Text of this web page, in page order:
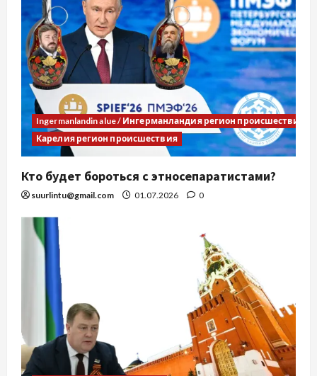
Ingermanlandin alue / Ингерманландия регион происшествия
Карелия регион происшествия
Кто будет бороться с этносепаратистами?
suurlintu@gmail.com 01.07.2026 0